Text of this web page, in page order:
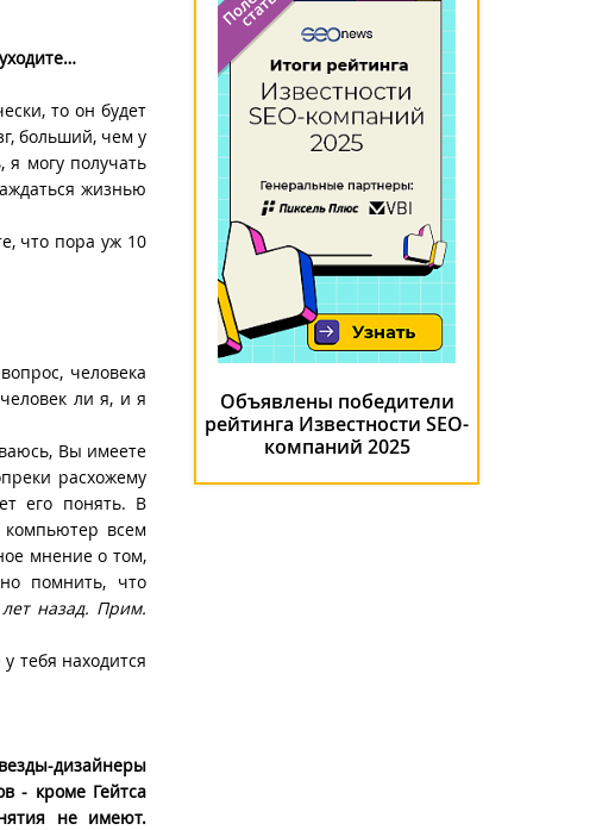
то он будет
больший, чем у
могу получать
жизнью
что пора уж 10
человека
ли я, и я
Вы имеете
расхожему
его понять. В
всем
мнение о том,
помнить, что
назад. Прим.
тебя находится
дизайнеры
- кроме Гейтса
не имеют.
Объявлены победители
рейтинга Известности SEO-
компаний 2025